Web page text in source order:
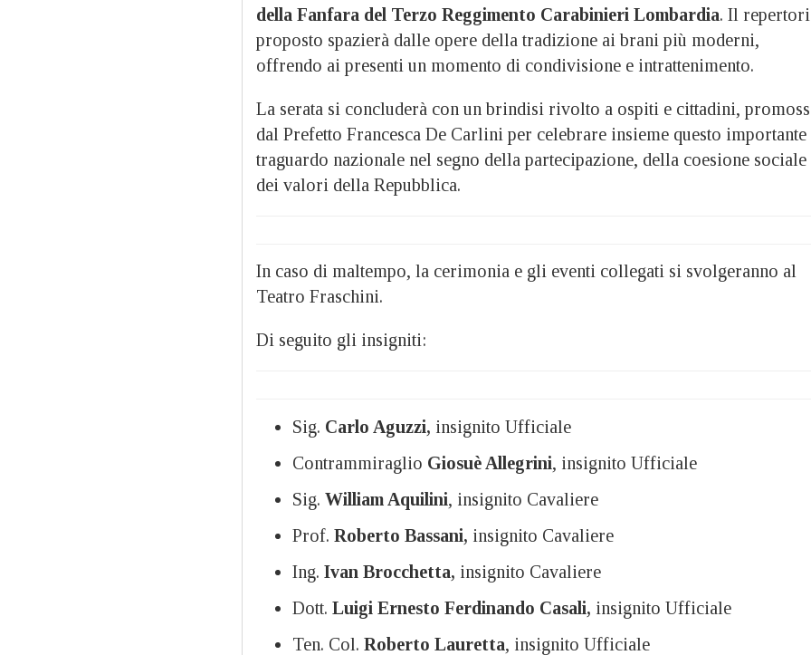
della Fanfara del Terzo Reggimento Carabinieri Lombardia. Il
proposto spazierà dalle opere della tradizione ai brani più moderni,
offrendo ai presenti un momento di condivisione e intrattenimento.
La serata si concluderà con un brindisi rivolto a ospiti e cittadini,
dal Prefetto Francesca De Carlini per celebrare insieme questo importante
traguardo nazionale nel segno della partecipazione, della coesione sociale
dei valori della Repubblica.
In caso di maltempo, la cerimonia e gli eventi collegati si svolgeranno al
Teatro Fraschini.
Di seguito gli insigniti:
Sig. Carlo Aguzzi, insignito Ufficiale
Contrammiraglio Giosuè Allegrini, insignito Ufficiale
Sig. William Aquilini, insignito Cavaliere
Prof. Roberto Bassani, insignito Cavaliere
Ing. Ivan Brocchetta, insignito Cavaliere
Dott. Luigi Ernesto Ferdinando Casali, insignito Ufficiale
Ten. Col. Roberto Lauretta, insignito Ufficiale